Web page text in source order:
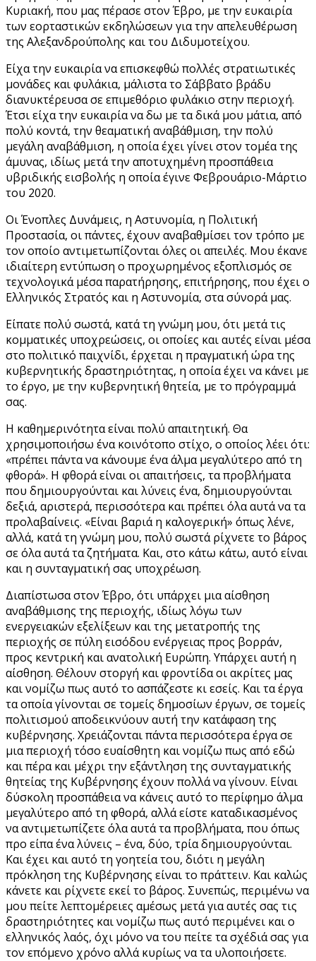
Κυριακή, που μας πέρασε στον Έβρο, με την ευκαιρία
των εορταστικών εκδηλώσεων για την απελευθέρωση
της Αλεξανδρούπολης και του Διδυμοτείχου.
Είχα την ευκαιρία να επισκεφθώ πολλές στρατιωτικές
μονάδες και φυλάκια, μάλιστα το Σάββατο βράδυ
διανυκτέρευσα σε επιμεθόριο φυλάκιο στην περιοχή.
Έτσι είχα την ευκαιρία να δω με τα δικά μου μάτια, από
πολύ κοντά, την θεαματική αναβάθμιση, την πολύ
μεγάλη αναβάθμιση, η οποία έχει γίνει στον τομέα της
άμυνας, ιδίως μετά την αποτυχημένη προσπάθεια
υβριδικής εισβολής η οποία έγινε Φεβρουάριο-Μάρτιο
του 2020.
Οι Ένοπλες Δυνάμεις, η Αστυνομία, η Πολιτική
Προστασία, οι πάντες, έχουν αναβαθμίσει τον τρόπο με
τον οποίο αντιμετωπίζονται όλες οι απειλές. Μου έκανε
ιδιαίτερη εντύπωση ο προχωρημένος εξοπλισμός σε
τεχνολογικά μέσα παρατήρησης, επιτήρησης, που έχει ο
Ελληνικός Στρατός και η Αστυνομία, στα σύνορά μας.
Είπατε πολύ σωστά, κατά τη γνώμη μου, ότι μετά τις
κομματικές υποχρεώσεις, οι οποίες και αυτές είναι μέσα
στο πολιτικό παιχνίδι, έρχεται η πραγματική ώρα της
κυβερνητικής δραστηριότητας, η οποία έχει να κάνει με
το έργο, με την κυβερνητική θητεία, με το πρόγραμμά
σας.
Η καθημερινότητα είναι πολύ απαιτητική. Θα
χρησιμοποιήσω ένα κοινότοπο στίχο, ο οποίος λέει ότι:
«πρέπει πάντα να κάνουμε ένα άλμα μεγαλύτερο από τη
φθορά». Η φθορά είναι οι απαιτήσεις, τα προβλήματα
που δημιουργούνται και λύνεις ένα, δημιουργούνται
δεξιά, αριστερά, περισσότερα και πρέπει όλα αυτά να τα
προλαβαίνεις. «Είναι βαριά η καλογερική» όπως λένε,
αλλά, κατά τη γνώμη μου, πολύ σωστά ρίχνετε το βάρος
σε όλα αυτά τα ζητήματα. Και, στο κάτω κάτω, αυτό είναι
και η συνταγματική σας υποχρέωση.
Διαπίστωσα στον Έβρο, ότι υπάρχει μια αίσθηση
αναβάθμισης της περιοχής, ιδίως λόγω των
ενεργειακών εξελίξεων και της μετατροπής της
περιοχής σε πύλη εισόδου ενέργειας προς βορράν,
προς κεντρική και ανατολική Ευρώπη. Υπάρχει αυτή η
αίσθηση. Θέλουν στοργή και φροντίδα οι ακρίτες μας
και νομίζω πως αυτό το ασπάζεστε κι εσείς. Και τα έργα
τα οποία γίνονται σε τομείς δημοσίων έργων, σε τομείς
πολιτισμού αποδεικνύουν αυτή την κατάφαση της
κυβέρνησης. Χρειάζονται πάντα περισσότερα έργα σε
μια περιοχή τόσο ευαίσθητη και νομίζω πως από εδώ
και πέρα και μέχρι την εξάντληση της συνταγματικής
θητείας της Κυβέρνησης έχουν πολλά να γίνουν. Είναι
δύσκολη προσπάθεια να κάνεις αυτό το περίφημο άλμα
μεγαλύτερο από τη φθορά, αλλά είστε καταδικασμένος
να αντιμετωπίζετε όλα αυτά τα προβλήματα, που όπως
προ είπα ένα λύνεις – ένα, δύο, τρία δημιουργούνται.
Και έχει και αυτό τη γοητεία του, διότι η μεγάλη
πρόκληση της Κυβέρνησης είναι το πράττειν. Και καλώς
κάνετε και ρίχνετε εκεί το βάρος. Συνεπώς, περιμένω να
μου πείτε λεπτομέρειες αμέσως μετά για αυτές σας τις
δραστηριότητες και νομίζω πως αυτό περιμένει και ο
ελληνικός λαός, όχι μόνο να του πείτε τα σχέδιά σας για
τον επόμενο χρόνο αλλά κυρίως να τα υλοποιήσετε.